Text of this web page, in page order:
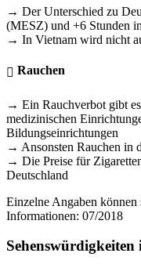
→ Der Unterschied zu
(MESZ) und +6 Stunden
→ In Vietnam wird nicht
Rauchen
→ Ein Rauchverbot gibt
medizinischen
Bildungseinrichtungen
→ Ansonsten Rauchen in
→ Die Preise für
Deutschland
Einzelne Angaben
Informationen: 07/2018
Sehenswürdigkeiten